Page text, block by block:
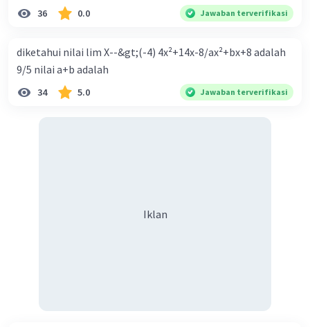
dengan menurunkan reserve requirement ratio e.
Ekspansif dengan menaikkan tingkat diskonto Bila Bank
ceteris paribus maka .... a. Menimbulkan inflasi di mana
bentuk kurva jumlah uang beredar (penawaran uang) naik
dari kiri bawah ke kanan atas b. Menimbulkan deflasi di
atas e. Tingkat bunga turun di mana bentuk kurva jumlah
36 0.0 Jawaban terverifikasi
diketahui nilai lim X--&gt;(-4) 4x²+14x-8/ax²+bx+8 adalah
9/5 nilai a+b adalah
34 5.0 Jawaban terverifikasi
Iklan